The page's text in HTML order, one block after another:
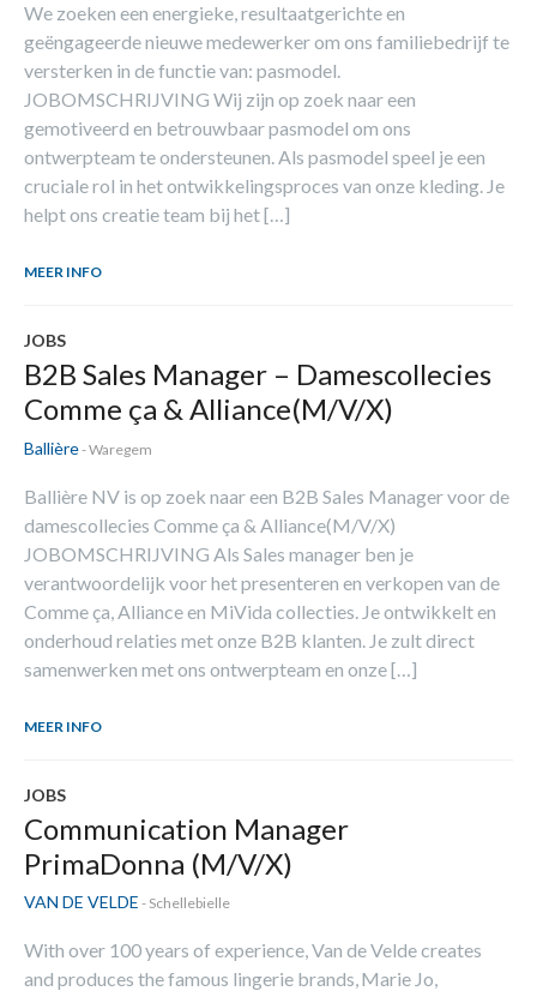
We zoeken een energieke, resultaatgerichte en
geëngageerde nieuwe medewerker om ons familiebedrijf te
versterken in de functie van: pasmodel.
JOBOMSCHRIJVING Wij zijn op zoek naar een
gemotiveerd en betrouwbaar pasmodel om ons
ontwerpteam te ondersteunen. Als pasmodel speel je een
cruciale rol in het ontwikkelingsproces van onze kleding. Je
helpt ons creatie team bij het […]
MEER INFO
JOBS
B2B Sales Manager – Damescollecies
Comme ça & Alliance(M/V/X)
Ballière- Waregem
Ballière NV is op zoek naar een B2B Sales Manager voor de
damescollecies Comme ça & Alliance(M/V/X)
JOBOMSCHRIJVING Als Sales manager ben je
verantwoordelijk voor het presenteren en verkopen van de
Comme ça, Alliance en MiVida collecties. Je ontwikkelt en
onderhoud relaties met onze B2B klanten. Je zult direct
samenwerken met ons ontwerpteam en onze […]
MEER INFO
JOBS
Communication Manager
PrimaDonna (M/V/X)
VAN DE VELDE - Schellebielle
With over 100 years of experience, Van de Velde creates
and produces the famous lingerie brands, Marie Jo,